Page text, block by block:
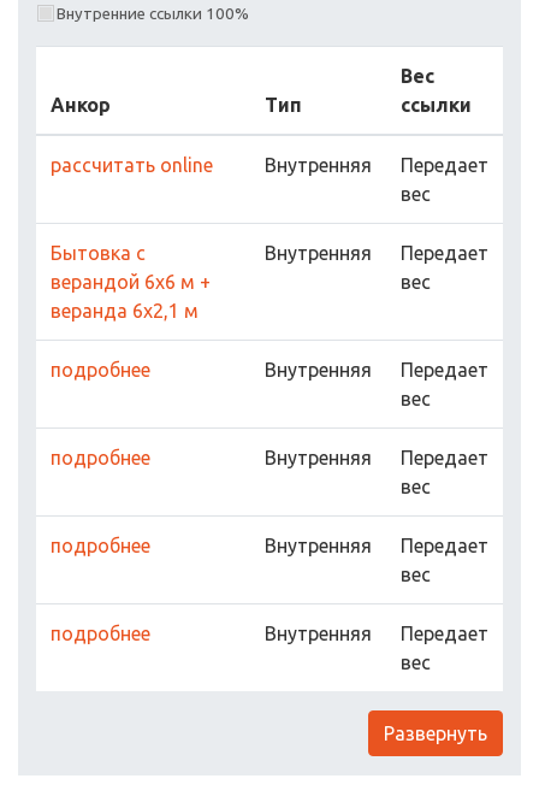
Внутренние ссылки 100%
Анкор Тип
Вес
ссылки
рассчитать online Внутренняя
Передает
вес
Бытовка с
верандой 6х6 м +
веранда 6x2,1 м
Внутренняя
Передает
вес
подробнее Внутренняя
Передает
вес
подробнее Внутренняя
Передает
вес
подробнее Внутренняя
Передает
вес
подробнее Внутренняя
Передает
вес
Развернуть